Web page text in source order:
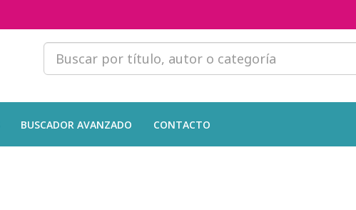
BUSCADOR AVANZADO CONTACTO